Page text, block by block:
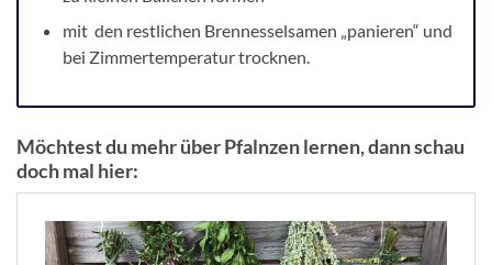
mit den restlichen Brennesselsamen „panieren“ und
bei Zimmertemperatur trocknen.
Möchtest du mehr über Pfalnzen lernen, dann schau
doch mal hier: